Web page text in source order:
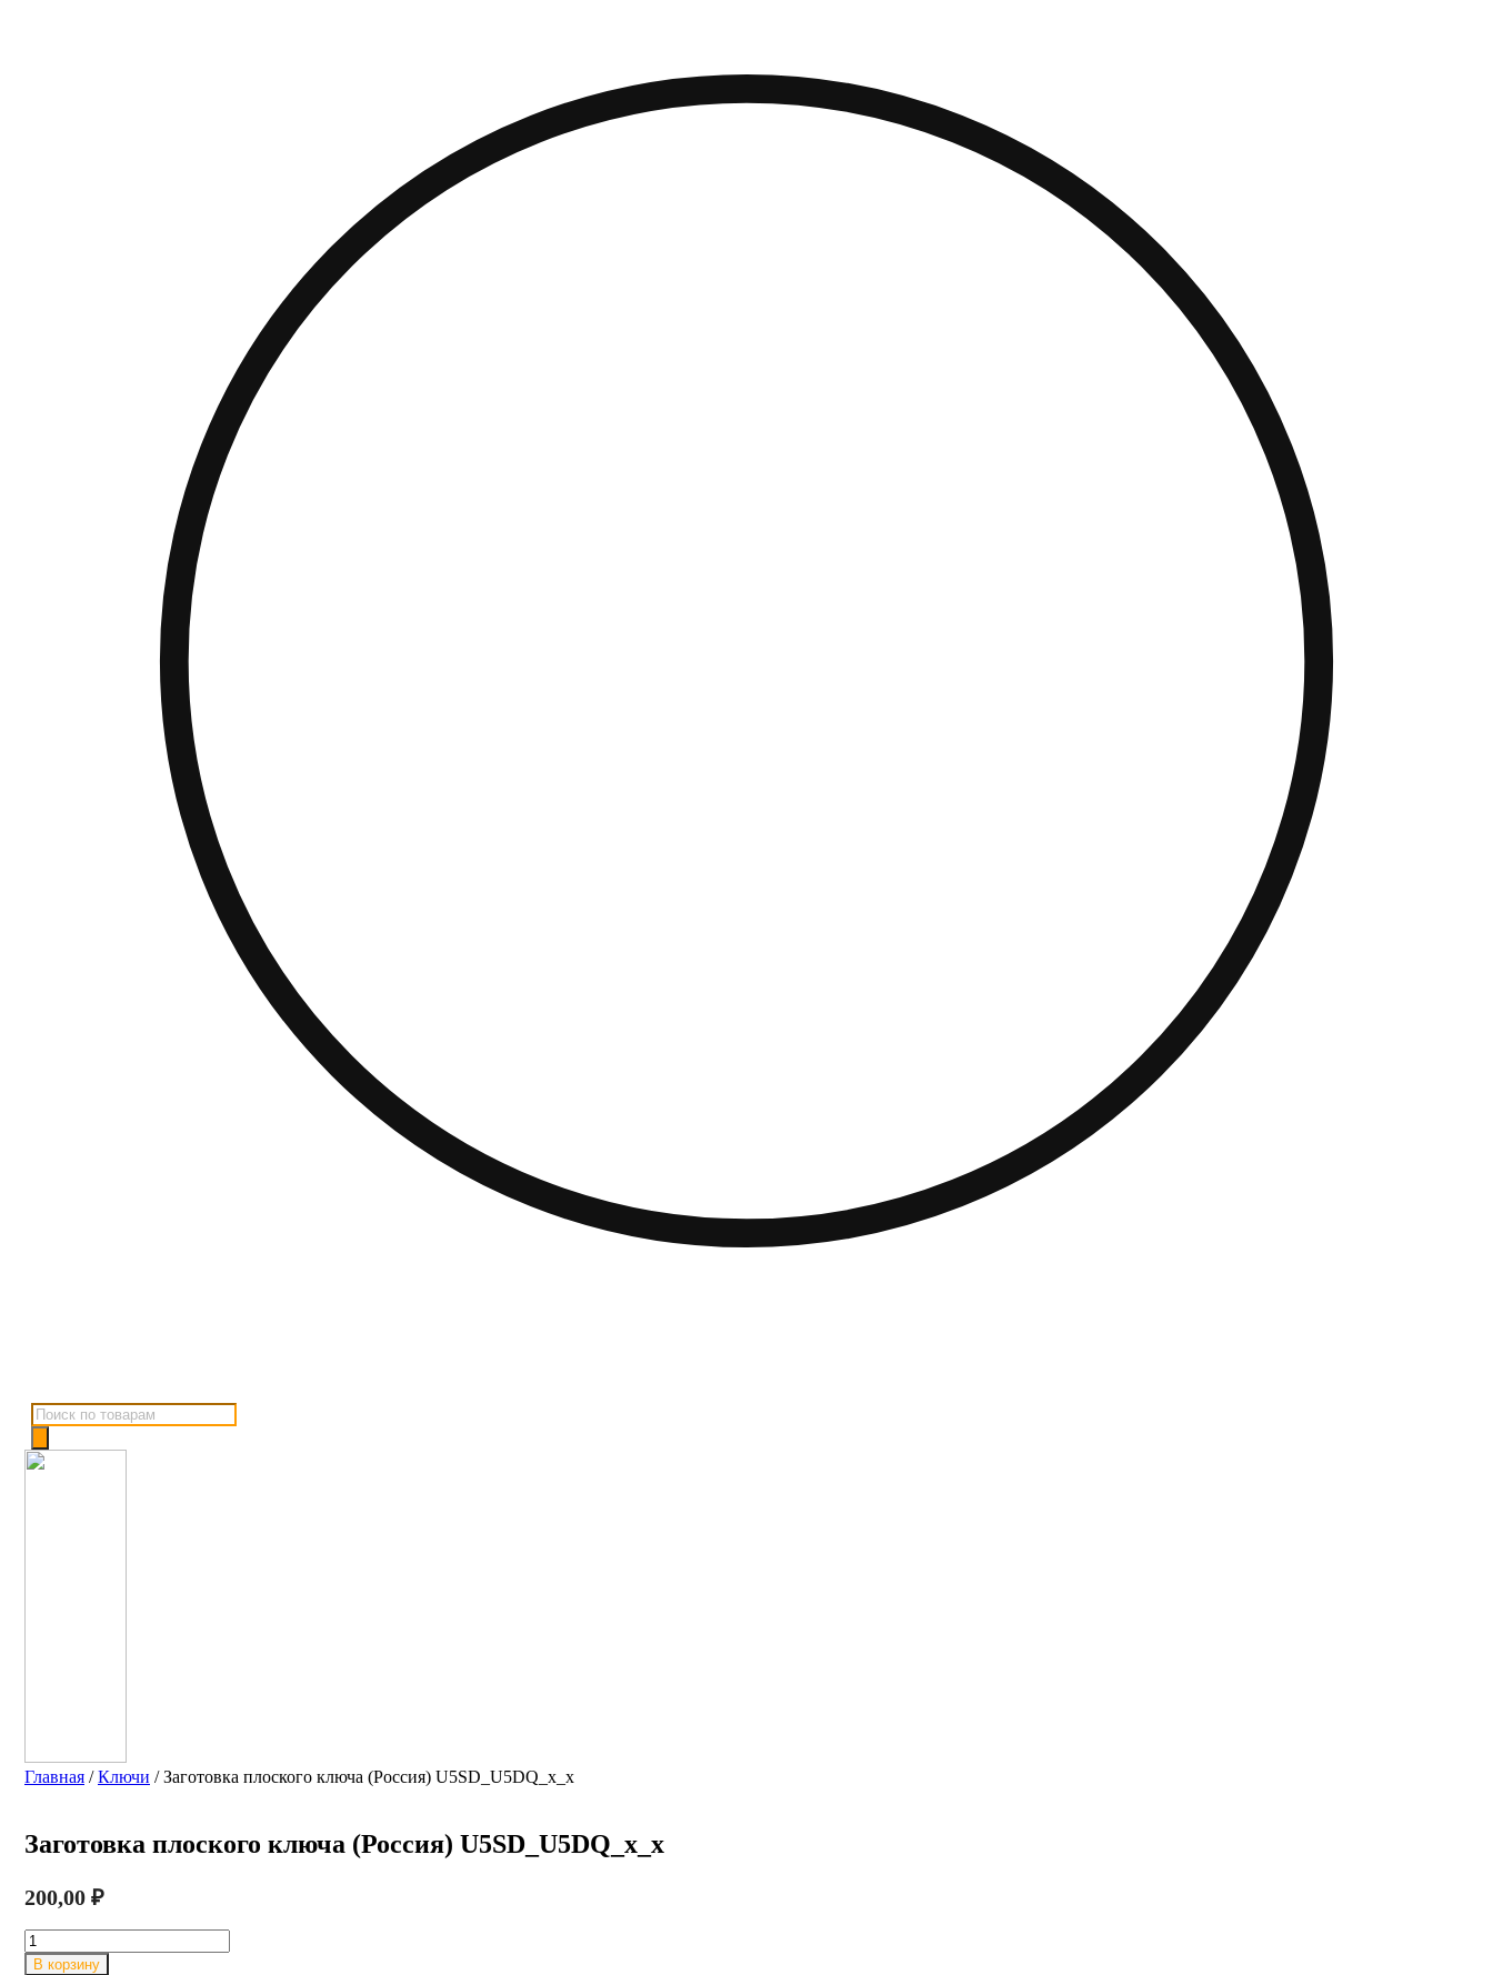
Поиск
товаров
Главная /Ключи / Заготовка плоского ключа (Россия) U5SD_U5DQ_x_x
Заготовка плоского ключа (Россия) U5SD_U5DQ_x_x
200,00 ₽
Количество
товара
В корзину